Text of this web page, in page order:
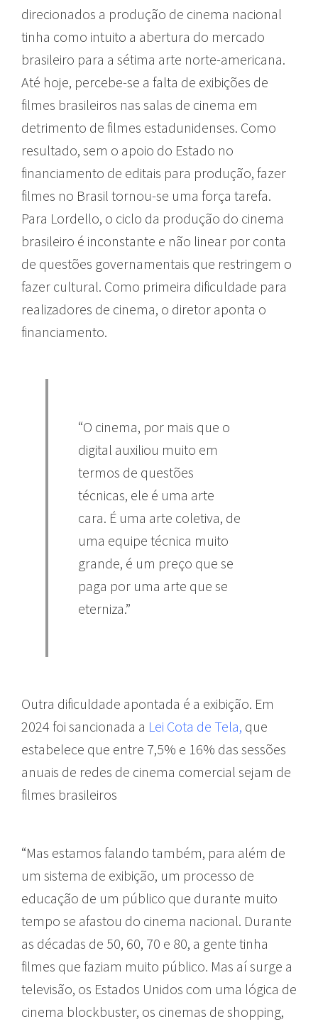
direcionados a produção de cinema nacional
tinha como intuito a abertura do mercado
brasileiro para a sétima arte norte-americana.
Até hoje, percebe-se a falta de exibições de
filmes brasileiros nas salas de cinema em
detrimento de filmes estadunidenses. Como
resultado, sem o apoio do Estado no
financiamento de editais para produção, fazer
filmes no Brasil tornou-se uma força tarefa.
Para Lordello, o ciclo da produção do cinema
brasileiro é inconstante e não linear por conta
de questões governamentais que restringem o
fazer cultural. Como primeira dificuldade para
realizadores de cinema, o diretor aponta o
financiamento.
“O cinema, por mais que o
digital auxiliou muito em
termos de questões
técnicas, ele é uma arte
cara. É uma arte coletiva, de
uma equipe técnica muito
grande, é um preço que se
paga por uma arte que se
eterniza.”
Outra dificuldade apontada é a exibição. Em
2024 foi sancionada a Lei Cota de Tela, que
estabelece que entre 7,5% e 16% das sessões
anuais de redes de cinema comercial sejam de
filmes brasileiros
“Mas estamos falando também, para além de
um sistema de exibição, um processo de
educação de um público que durante muito
tempo se afastou do cinema nacional. Durante
as décadas de 50, 60, 70 e 80, a gente tinha
filmes que faziam muito público. Mas aí surge a
televisão, os Estados Unidos com uma lógica de
cinema blockbuster, os cinemas de shopping,